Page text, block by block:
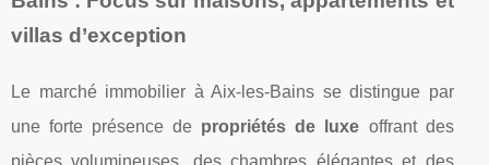
villas d’exception
Le marché immobilier à Aix-les-Bains se distingue par
une forte présence de propriétés de luxe offrant des